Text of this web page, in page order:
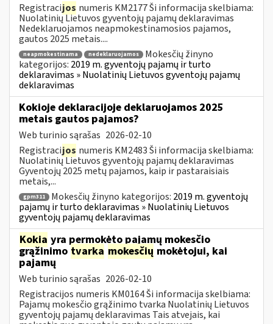
Registracijos numeris KM2177 Ši informacija skelbiama:
Nuolatinių Lietuvos gyventojų pajamų deklaravimas
Nedeklaruojamos neapmokestinamosios pajamos,
gautos 2025 metais....
neapmokestinama nedeklaruojamos
Mokesčių žinyno
kategorijos: 2019 m. gyventojų pajamų ir turto
deklaravimas » Nuolatinių Lietuvos gyventojų pajamų
deklaravimas
Kokioje deklaracijoje deklaruojamos 2025
metais gautos pajamos?
Web turinio sąrašas 2026-02-10
Registracijos numeris KM2483 Ši informacija skelbiama:
Nuolatinių Lietuvos gyventojų pajamų deklaravimas
Gyventojų 2025 metų pajamos, kaip ir pastaraisiais
metais,...
gpm311 Mokesčių žinyno kategorijos: 2019 m. gyventojų
pajamų ir turto deklaravimas » Nuolatinių Lietuvos
gyventojų pajamų deklaravimas
Kokia yra permokėto pajamų mokesčio
grąžinimo tvarka mokesčių mokėtojui, kai
pajamų
Web turinio sąrašas 2026-02-10
Registracijos numeris KM0164 Ši informacija skelbiama:
Pajamų mokesčio grąžinimo tvarka Nuolatinių Lietuvos
gyventojų pajamų deklaravimas Tais atvejais, kai